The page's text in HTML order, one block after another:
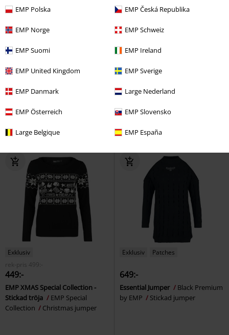
EMP Polska EMP Česká Republika
EMP Norge EMP Schweiz
EMP Suomi EMP Ireland
EMP United Kingdom EMP Sverige
EMP Danmark Large Nederland
EMP Österreich EMP Slovensko
Large Belgique EMP España
Kara Vex Jumper
rek-prisFrån799:-
Walk Into Mordor
Exklusiv
rek-pris
499:-
449:-
EMP XMAS Special Collection -
Stickad tröja
EMP Special
Collection
Christmas jumper
Exklusiv Patches
649:-
Essential Jumper
Black Premium
by EMP
Stickad jumper